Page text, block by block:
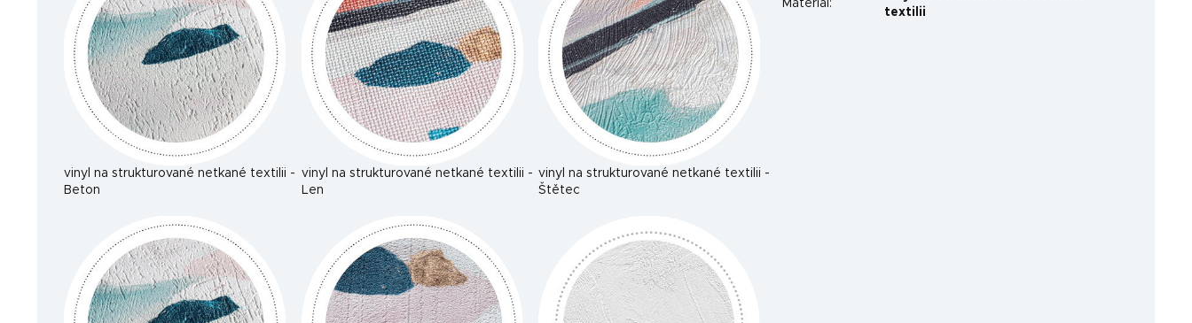
vinyl na strukturované netkané textilii -
Beton
vinyl na strukturované netkané textilii -
Len
vinyl na strukturované netkané textilii -
Štětec
Materiál :
textilii